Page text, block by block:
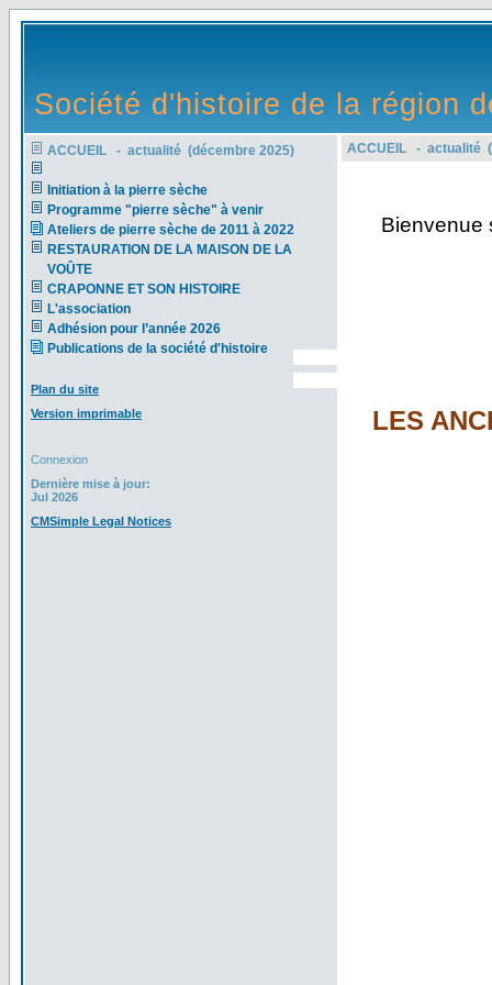
Société d'histoire de la région
ACCUEIL - actualité (décembre 2025)
Initiation à la pierre sèche
Programme "pierre sèche" à venir
Ateliers de pierre sèche de 2011 à 2022
RESTAURATION DE LA MAISON DE LA
VOÛTE
CRAPONNE ET SON HISTOIRE
L'association
Adhésion pour l’année 2026
Publications de la société d'histoire
Plan du site
Version imprimable
Connexion
Dernière mise à jour:
Jul 2026
CMSimple Legal Notices
ACCUEIL - actualité
Bienvenue
LES